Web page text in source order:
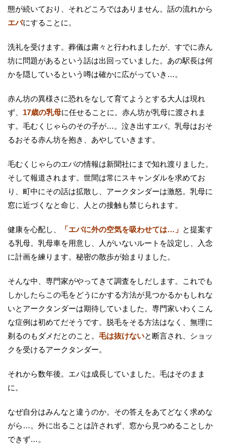
態が続いており、それどころではありません。話の流れから
エバにすることに。
洗礼を受けます。葬儀は粛々と行われましたが、すでに赤ん
坊に問題があるという話は出回っていました。あの駅長は何
かを隠しているという噂は確かに広がっていき…。
赤ん坊の異様さに恐れをなして育てようとする大人は現れ
ず、 17歳の乳母に任せることに。赤ん坊が乳母に渡されま
す。毛むくじゃらのその子が…。泣き出すエバ。乳母はおそ
るおそる赤ん坊を抱き、あやしていきます。
毛むくじゃらのエバの情報は新聞社にまで知れ渡りました。
そして報道されます。世間は常にスキャンダルを求めてお
り、町中にその話は拡散し、アークタンダーは激怒。乳母に
窓に近づくなと命じ、人との接触も禁じられます。
健康を心配し、 「エバに外の空気を吸わせては…」 と提案す
る乳母。乳母車を用意し、人がいないルートを設定し、入念
に計画を練ります。秘密の散歩が始まりました。
そんな中、専門家がやってきて調査をしだします。これでも
しかしたらこの毛をどうにかする方法が見つかるかもしれな
いとアークタンダーは期待していました。専門家いわくこん
な症例は初めてだそうです。脱毛をそる方法はなく、無理に
剃るのもダメだとのこと。 毛は抜けないと断言され、ショッ
クを受けるアークタンダー。
それから数年後。エバは成長していました。毛はそのまま
に。
なぜ自分はみんなと違うのか。その答えをあてどなく求めな
がら…。外に出ることは許されず、窓から見つめることしか
できず…。